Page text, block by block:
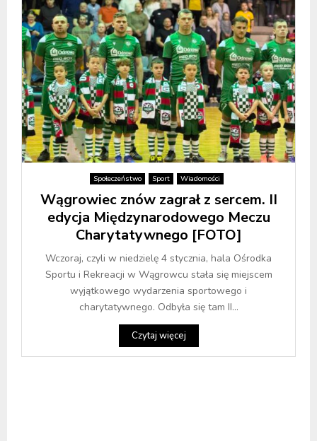
Społeczeństwo Sport Wiadomości
Wągrowiec znów zagrał z sercem. II
edycja Międzynarodowego Meczu
Charytatywnego [FOTO]
Wczoraj, czyli w niedzielę 4 stycznia, hala Ośrodka
Sportu i Rekreacji w Wągrowcu stała się miejscem
wyjątkowego wydarzenia sportowego i
charytatywnego. Odbyła się tam II...
Czytaj więcej